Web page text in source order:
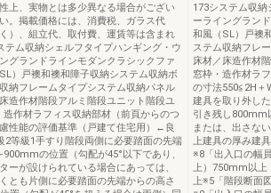
上、実物とは多少異なる場合がござい
。掲載価格には、消費税、ガラス代
）、組立代、取付費、運賃等は含まれ
テム収納シェルフタイプハンギング・ウ
グランドラインモダンクラシックファ
）戸襖和襖和障子収納システム収納ボ
納フレームタイプシステム収納パネル
造作材階段アルミ階段ユニット階段ユ
作材ラフィス収納部材（前頁からのつ
性能の評価基準（戸建て住宅用）←良
2等級1手すり階段両側に必要踏面の先端
の位置（勾配が45°以下であり、
ーが設けられている場合にあっては、
とも片側に必要踏面の先端からの高さ
173システム収
ーライングラン
和風（SL）戸襖
ステム収納フレ
床材／床造作材
窓枠・造作材ラ
の寸法550≦2H＋
建具を取り外し
引き残し800mm
または、出さな
上建具の厚み建
※8「出入口の幅
上）750mm以上
上※5「階段断面